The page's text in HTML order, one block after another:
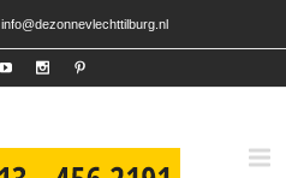
info@dezonnevlechttilburg.nl